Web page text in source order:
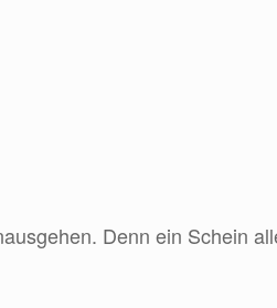
Denn ein